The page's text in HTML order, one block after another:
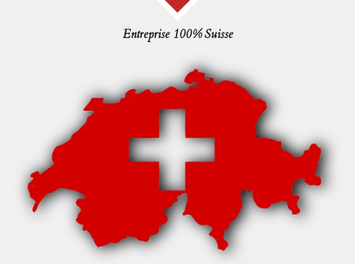
Entreprise 100% Suisse